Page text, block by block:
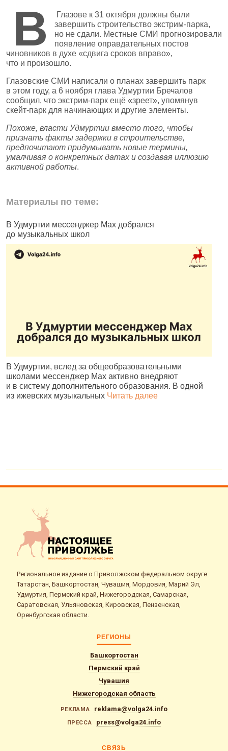
В
Глазове к 31 октября должны были
завершить строительство экстрим‑парка,
но не сдали. Местные СМИ прогнозировали
появление оправдательных постов
чиновников в духе «сдвига сроков вправо»,
что и произошло.
Глазовские СМИ написали о планах завершить парк
в этом году, а 6 ноября глава Удмуртии Бречалов
сообщил, что экстрим‑парк ещё «зреет», упомянув
скейт‑парк для начинающих и другие элементы.
Похоже, власти Удмуртии вместо того, чтобы
признать факты задержки в строительстве,
предпочитают придумывать новые термины,
умалчивая о конкретных датах и создавая иллюзию
активной работы.
Материалы по теме:
В Удмуртии мессенджер Max добрался
до музыкальных школ
В Удмуртии, вслед за общеобразовательными
школами мессенджер Max активно внедряют
и в систему дополнительного образования. В одной
из ижевских музыкальных Читать далее
Региональное издание о Приволжском федеральном округе.
Татарстан, Башкортостан, Чувашия, Мордовия, Марий Эл,
Удмуртия, Пермский край, Нижегородская, Самарская,
Саратовская, Ульяновская, Кировская, Пензенская,
Оренбургская области.
РЕГИОНЫ
Башкортостан
Пермский край
Чувашия
Нижегородская область
РЕКЛАМА reklama@volga24.info
ПРЕССА press@volga24.info
СВЯЗЬ